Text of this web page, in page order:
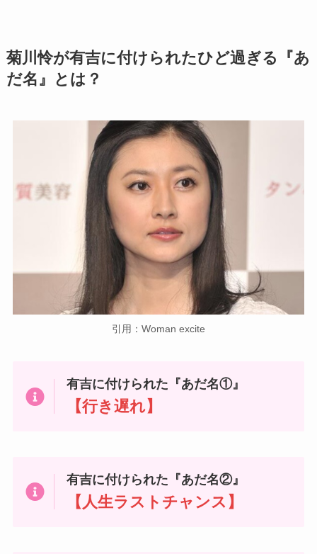
菊川怜が有吉に付けられたひど過ぎる『あ
だ名』とは？
引用：Woman excite
有吉に付けられた『あだ名①』
【行き遅れ】
有吉に付けられた『あだ名②』
【人生ラストチャンス】